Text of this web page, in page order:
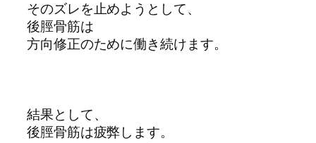
そのズレを止めようとして、
後脛骨筋は
方向修正のために働き続けます。
結果として、
後脛骨筋は疲弊します。